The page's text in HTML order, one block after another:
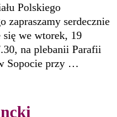
Polskiego
zapraszamy serdecznie
się we wtorek, 19
na plebanii Parafii
Sopocie przy …